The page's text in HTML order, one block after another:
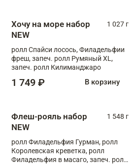
Хочу на море набор
NEW
1 027 г
ролл Спайси лосось, Филадельфии
фреш, запеч. ролл Румяный XL,
запеч. ролл Килиманджаро
1 749 ₽ В корзину
Флеш-рояль набор
NEW
1 548 г
ролл Филадельфия Гурман, ролл
Королевская креветка, ролл
Филадельфия в масаго, запеч. ролл